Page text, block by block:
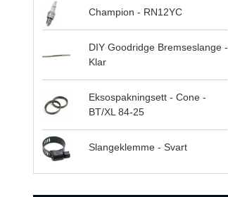
Champion - RN12YC
DIY Goodridge Bremseslange -
Klar
Eksospakningsett - Cone -
BT/XL 84-25
Slangeklemme - Svart